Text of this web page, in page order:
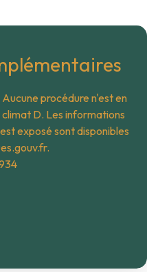
procédure n'est en
D. Les informations
exposé sont disponibles